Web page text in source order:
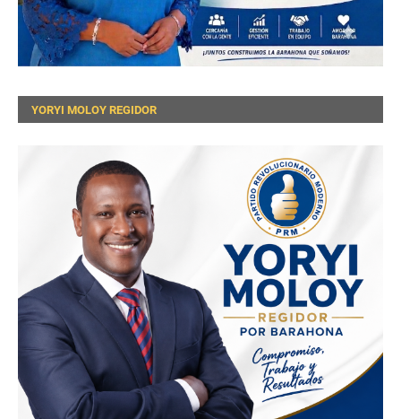
YORYI MOLOY REGIDOR